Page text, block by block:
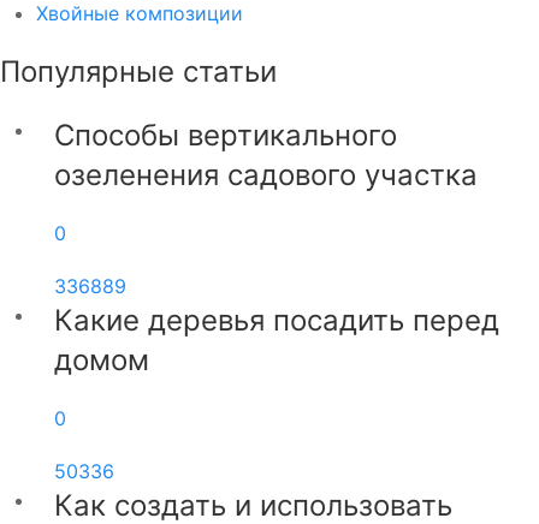
Хвойные композиции
Популярные статьи
Способы вертикального
озеленения садового участка
0
336889
Какие деревья посадить перед
домом
0
50336
Как создать и использовать